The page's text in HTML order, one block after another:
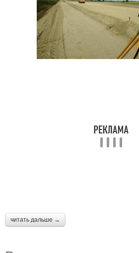
читать дальше →